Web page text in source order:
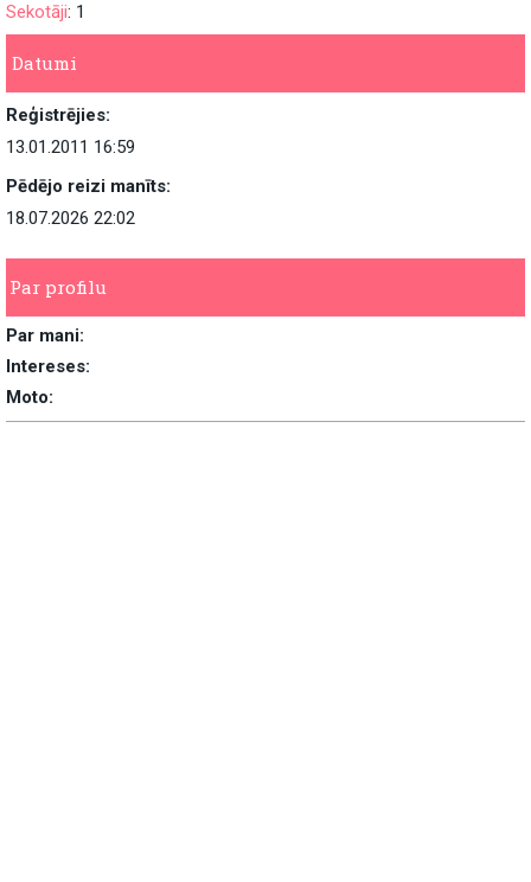
Sekotāji: 1
Datumi
Reģistrējies:
13.01.2011 16:59
Pēdējo reizi manīts:
18.07.2026 22:02
Par profilu
Par mani:
Intereses:
Moto: